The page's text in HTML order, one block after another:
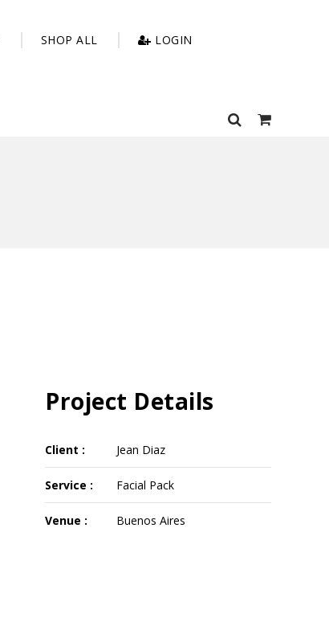
SHOP ALL LOGIN
Project Details
Client : Jean Diaz
Service : Facial Pack
Venue : Buenos Aires